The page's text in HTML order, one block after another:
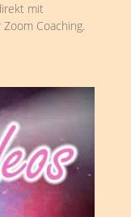
mit
Coaching.